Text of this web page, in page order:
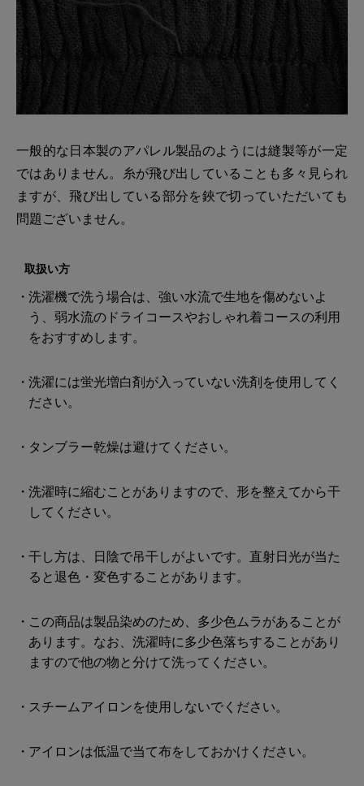
一般的な日本製のアパレル製品のようには縫製等が一定
ではありません。糸が飛び出していることも多々見られ
ますが、飛び出している部分を鋏で切っていただいても
問題ございません。
取扱い方
洗濯機で洗う場合は、強い水流で生地を傷めないよ
う、弱水流のドライコースやおしゃれ着コースの利用
をおすすめします。
洗濯には蛍光増白剤が入っていない洗剤を使用してく
ださい。
タンブラー乾燥は避けてください。
洗濯時に縮むことがありますので、形を整えてから干
してください。
干し方は、日陰で吊干しがよいです。直射日光が当た
ると退色・変色することがあります。
この商品は製品染めのため、多少色ムラがあることが
あります。なお、洗濯時に多少色落ちすることがあり
ますので他の物と分けて洗ってください。
スチームアイロンを使用しないでください。
アイロンは低温で当て布をしておかけください。